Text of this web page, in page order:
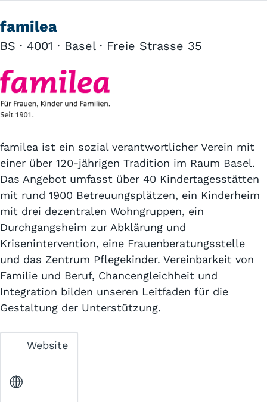
familea
BS · 4001 · Basel · Freie Strasse 35
familea ist ein sozial verantwortlicher Verein mit
einer über 120-jährigen Tradition im Raum Basel.
Das Angebot umfasst über 40 Kindertagesstätten
mit rund 1900 Betreuungsplätzen, ein Kinderheim
mit drei dezentralen Wohngruppen, ein
Durchgangsheim zur Abklärung und
Krisenintervention, eine Frauenberatungsstelle
und das Zentrum Pflegekinder. Vereinbarkeit von
Familie und Beruf, Chancengleichheit und
Integration bilden unseren Leitfaden für die
Gestaltung der Unterstützung.
Website